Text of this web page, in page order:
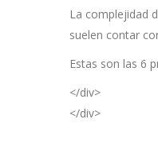
La complejidad
suelen contar
Estas son las 6
</div>
</div>